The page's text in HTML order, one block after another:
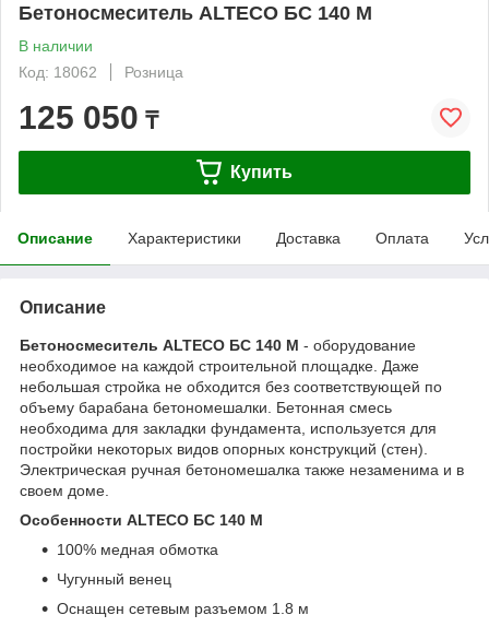
Бетоносмеситель ALTECO БС 140 М
В наличии
Код: 18062
Розница
125 050 ₸
Купить
Описание Характеристики Доставка Оплата
Описание
Бетоносмеситель ALTECO БС 140 М - оборудование
необходимое на каждой строительной площадке. Даже
небольшая стройка не обходится без соответствующей по
объему барабана бетономешалки. Бетонная смесь
необходима для закладки фундамента, используется для
постройки некоторых видов опорных конструкций (стен).
Электрическая ручная бетономешалка также незаменима и в
своем доме.
Особенности ALTECO БС 140 М
100% медная обмотка
Чугунный венец
Оснащен сетевым разъемом 1.8 м